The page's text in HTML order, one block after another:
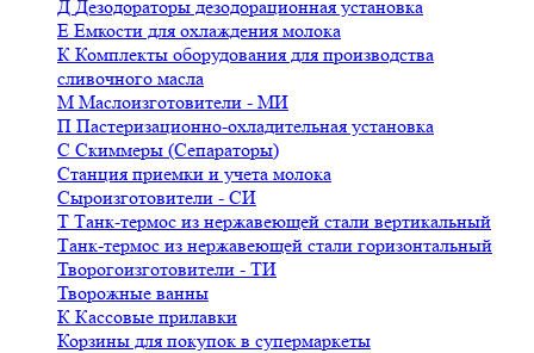
Д Дезодораторы дезодорационная установка
Е Емкости для охлаждения молока
К Комплекты оборудования для производства
сливочного масла
М Маслоизготовители - МИ
П Пастеризационно-охладительная установка
С Скиммеры (Сепараторы)
Станция приемки и учета молока
Сыроизготовители - СИ
Т Танк-термос из нержавеющей стали вертикальный
Танк-термос из нержавеющей стали горизонтальный
Творогоизготовители - ТИ
Творожные ванны
К Кассовые прилавки
Корзины для покупок в супермаркеты